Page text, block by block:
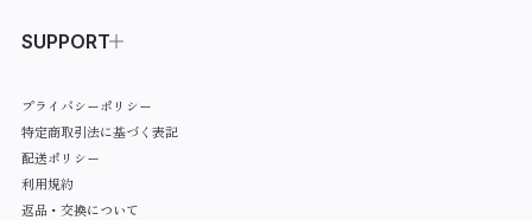
T-SHIRTS
SHIRTS
SWEAT・HOODIE
INFORMATION
FAVORITE
SUPPORT
CONTACT
プライバシーポリシー
特定商取引法に基づく表記
配送ポリシー
利用規約
返品・交換について